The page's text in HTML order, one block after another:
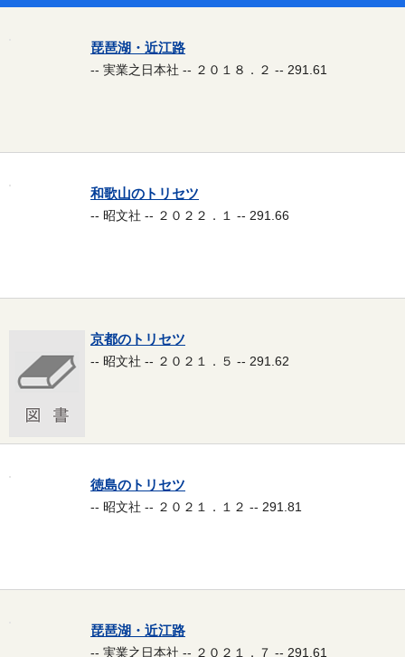
琵琶湖・近江路
-- 実業之日本社 -- ２０１８．２ -- 291.61
和歌山のトリセツ
-- 昭文社 -- ２０２２．１ -- 291.66
京都のトリセツ
-- 昭文社 -- ２０２１．５ -- 291.62
徳島のトリセツ
-- 昭文社 -- ２０２１．１２ -- 291.81
琵琶湖・近江路
-- 実業之日本社 -- ２０２１．７ -- 291.61